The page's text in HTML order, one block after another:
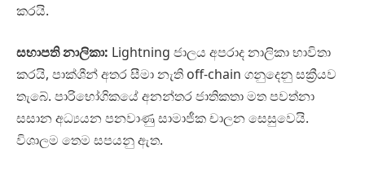
කරයි.
සභාපති නාලිකා: Lightning ජාලය අපරාද නාලිකා භාවිතා
කරයි, පාක්ශීන් අතර සීමා නැති off-chain ගනුදෙනු සක්‍රීයව
තැබේ. පාරිභෝගිකයේ අනන්තර ජාතිකතා මත පවත්නා
සසාන අධ්‍යයන පනවාණු සාමාජීක චාලන සෙසුවෙයි.
විශාලම තෙම සපයනු ඇත.